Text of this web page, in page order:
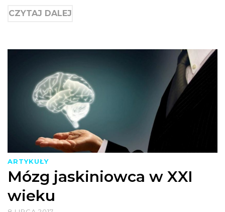
CZYTAJ DALEJ
ARTYKUŁY
Mózg jaskiniowca w XXI
wieku